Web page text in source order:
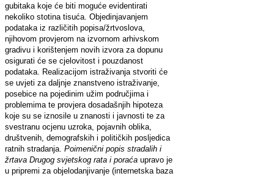
gubitaka koje će biti moguće evidentirati
nekoliko stotina tisuća. Objedinjavanjem
podataka iz različitih popisa/žrtvoslova,
njihovom provjerom na izvornom arhivskom
gradivu i korištenjem novih izvora za dopunu
osigurati će se cjelovitost i pouzdanost
podataka. Realizacijom istraživanja stvoriti će
se uvjeti za daljnje znanstveno istraživanje,
posebice na pojedinim užim područjima i
problemima te provjera dosadašnjih hipoteza
koje su se iznosile u znanosti i javnosti te za
svestranu ocjenu uzroka, pojavnih oblika,
društvenih, demografskih i političkih posljedica
ratnih stradanja. Poimenični popis stradalih i
žrtava Drugog svjetskog rata i poraća upravo je
u pripremi za objelodanjivanje (internetska baza